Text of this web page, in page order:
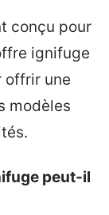
conçu pour
ignifuge
offrir une
modèles
peut-il